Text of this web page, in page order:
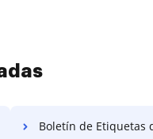
Boletín de Etiquetas de